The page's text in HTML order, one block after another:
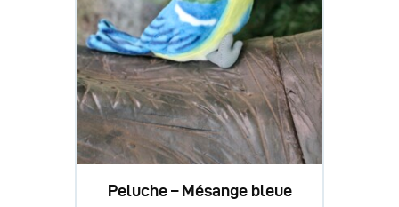
Peluche – Mésange bleue